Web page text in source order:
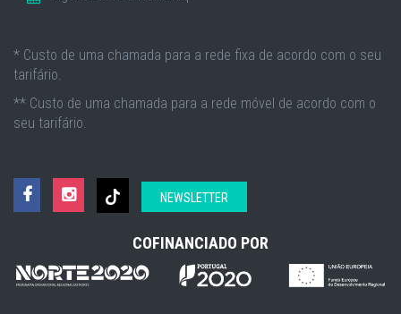
* Custo de uma chamada para a rede fixa de acordo com o seu
tarifário.
** Custo de uma chamada para a rede móvel de acordo com o
seu tarifário.
NEWSLETTER
COFINANCIADO POR